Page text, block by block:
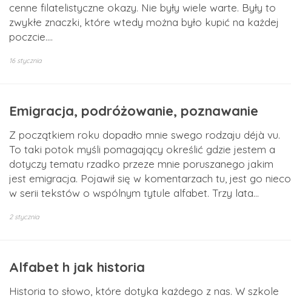
cenne filatelistyczne okazy. Nie były wiele warte. Były to
zwykłe znaczki, które wtedy można było kupić na każdej
poczcie.…
16 stycznia
Emigracja, podróżowanie, poznawanie
Z początkiem roku dopadło mnie swego rodzaju déjà vu.
To taki potok myśli pomagający określić gdzie jestem a
dotyczy tematu rzadko przeze mnie poruszanego jakim
jest emigracja. Pojawił się w komentarzach tu, jest go nieco
w serii tekstów o wspólnym tytule alfabet. Trzy lata…
2 stycznia
Alfabet h jak historia
Historia to słowo, które dotyka każdego z nas. W szkole